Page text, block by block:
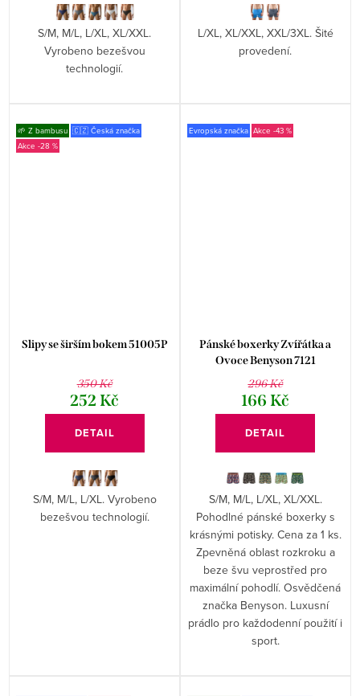
S/M, M/L, L/XL, XL/XXL.
Vyrobeno bezešvou
technologií.
L/XL, XL/XXL, XXL/3XL. Šité
provedení.
🌱 Z bambusu 🇨🇿 Česká značka
-28 %
Slipy se širším bokem 51005P
350 Kč
252 Kč
DETAIL
S/M, M/L, L/XL. Vyrobeno
bezešvou technologií.
Evropská značka -43 %
Pánské boxerky Zvířátka a
Ovoce Benyson 7121
296 Kč
166 Kč
DETAIL
S/M, M/L, L/XL, XL/XXL.
Pohodlné pánské boxerky s
krásnými potisky. Cena za 1 ks.
Zpevněná oblast rozkroku a
beze švu veprostřed pro
maximální pohodlí. Osvědčená
značka Benyson. Luxusní
prádlo pro každodenní použití i
sport.